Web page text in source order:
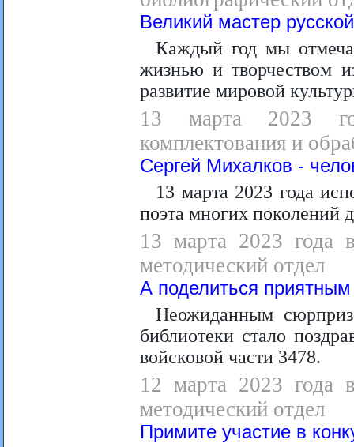
Великий мастер
Каждый год мы
жизнью и творчеством
развитие мировой
13 марта 2023
комплектования и
Сергей Михалков -
13 марта 2023 года
поэта многих поколений
13 марта 2023 года
методический отдел
А поделиться приятным
Неожиданным
библиотеки стало
войсковой части 3478.
12 марта 2023 года
методический отдел
Примите участие в